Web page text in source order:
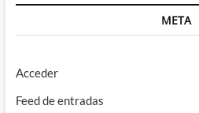
META
Acceder
Feed de entradas